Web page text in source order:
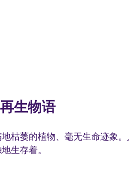
生物语
枯萎的植物、毫无生命迹象
生存着。